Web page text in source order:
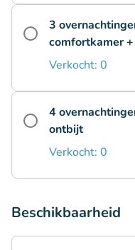
3
comfortkamer
Verkocht: 0
4
ontbijt
Verkocht: 0
Beschikbaarheid